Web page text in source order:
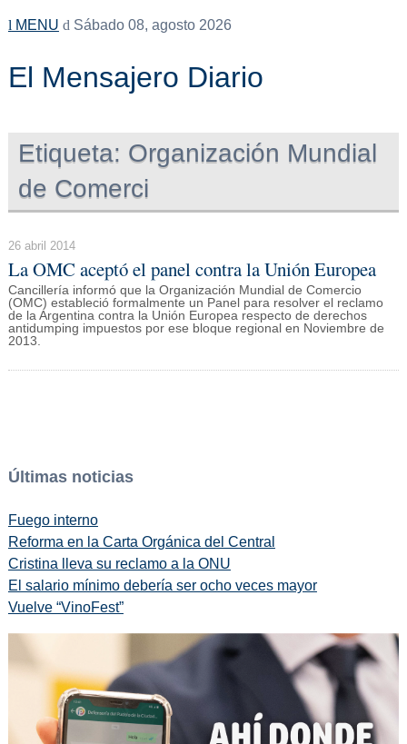
MENU Sábado 08, agosto 2026
El Mensajero Diario
Etiqueta: Organización Mundial
de Comerci
26 abril 2014
La OMC aceptó el panel contra la Unión Europea
Cancillería informó que la Organización Mundial de Comercio
(OMC) estableció formalmente un Panel para resolver el reclamo
de la Argentina contra la Unión Europea respecto de derechos
antidumping impuestos por ese bloque regional en Noviembre de
2013.
Últimas noticias
Fuego interno
Reforma en la Carta Orgánica del Central
Cristina lleva su reclamo a la ONU
El salario mínimo debería ser ocho veces mayor
Vuelve “VinoFest”